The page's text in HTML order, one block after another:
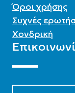
Όροι χρήσης
Συχνές
Χονδρική